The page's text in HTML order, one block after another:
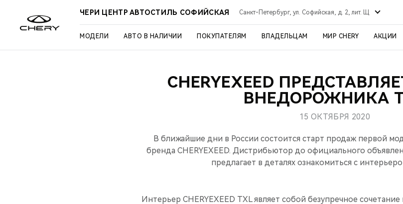
ЧЕРИ ЦЕНТР АВТОСТИЛЬ СОФИЙСКАЯ Санкт-Петербург, ул. Софийская, д. 2, лит. Щ
МОДЕЛИ АВТО В НАЛИЧИИ ПОКУПАТЕЛЯМ ВЛАДЕЛЬЦАМ МИР CHERY АКЦИИ
CHERYEXEED
ВНЕДОРОЖНИКА
15 ОКТЯБРЯ 2020
В ближайшие дни в России состоится старт продаж первой
бренда CHERYEXEED. Дистрибьютор до официального
предлагает в деталях ознакомиться с
Интерьер CHERYEXEED TXL являет собой безупречное